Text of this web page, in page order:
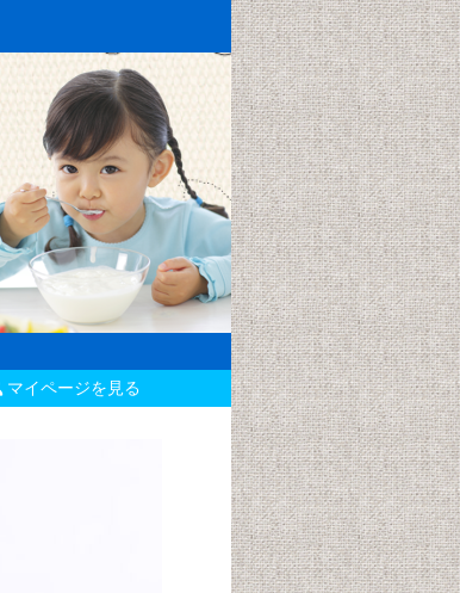
マイページを見る